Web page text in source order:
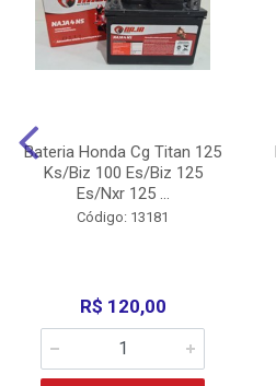
Bateria Honda Cg Titan 125
Ks/Biz 100 Es/Biz 125
Es/Nxr 125 ...
Código: 13181
R$ 120,00